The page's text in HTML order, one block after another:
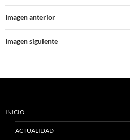
Imagen anterior
Imagen siguiente
INICIO
ACTUALIDAD